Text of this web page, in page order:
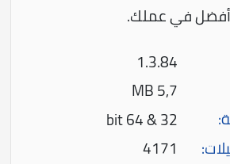
في عملك.
1.3.84
5,7 MB
32 & 64 bit
4171